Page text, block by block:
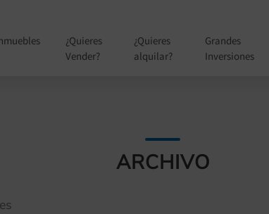
¿Quieres
Vender?
¿Quieres
alquilar?
Grandes
Inversiones
ARCHIVO